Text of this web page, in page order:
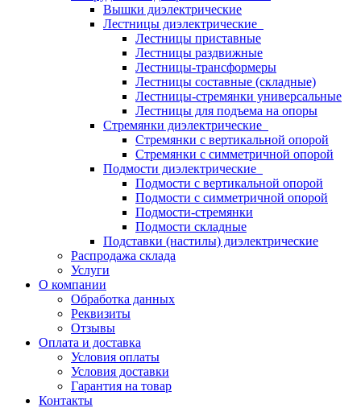
Вышки диэлектрические
Лестницы диэлектрические
Лестницы приставные
Лестницы раздвижные
Лестницы-трансформеры
Лестницы составные (складные)
Лестницы-стремянки универсальные
Лестницы для подъема на опоры
Стремянки диэлектрические
Стремянки с вертикальной опорой
Стремянки с симметричной опорой
Подмости диэлектрические
Подмости с вертикальной опорой
Подмости с симметричной опорой
Подмости-стремянки
Подмости складные
Подставки (настилы) диэлектрические
Распродажа склада
Услуги
О компании
Обработка данных
Реквизиты
Отзывы
Оплата и доставка
Условия оплаты
Условия доставки
Гарантия на товар
Контакты